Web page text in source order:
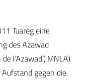
Tuareg eine
des Azawad
l‘Azawad“, MNLA).
gegen die